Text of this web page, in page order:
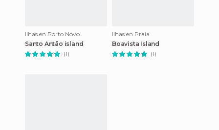
Ilhas en Porto Novo
Santo Antão island
(1)
Ilhas en Praia
Boavista Island
(1)